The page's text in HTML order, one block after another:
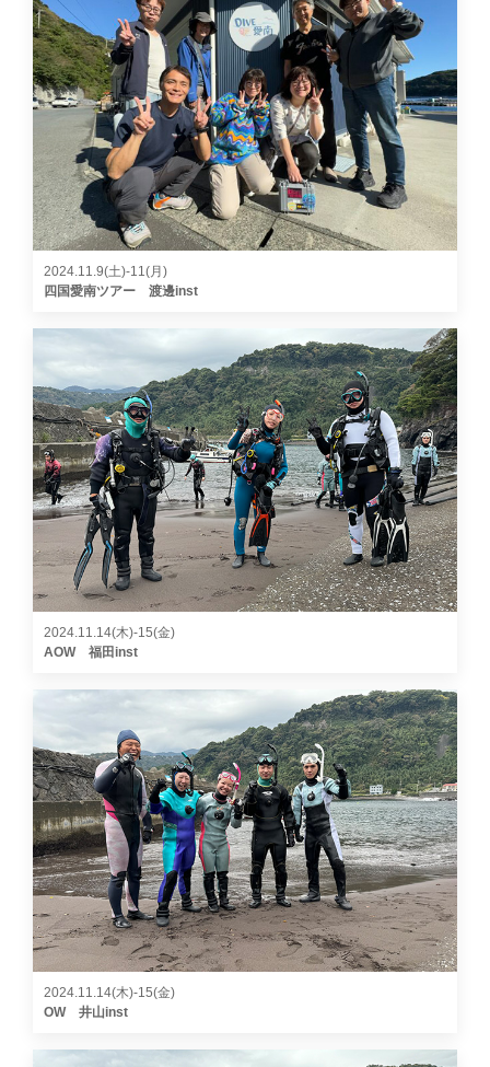
2024.11.9(土)-11(月)
四国愛南ツアー 渡邊inst
2024.11.14(木)-15(金)
AOW 福田inst
2024.11.14(木)-15(金)
OW 井山inst